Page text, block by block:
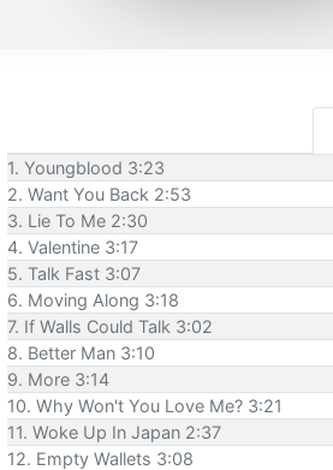
1. Youngblood 3:23
2. Want You Back 2:53
3. Lie To Me 2:30
4. Valentine 3:17
5. Talk Fast 3:07
6. Moving Along 3:18
7. If Walls Could Talk 3:02
8. Better Man 3:10
9. More 3:14
10. Why Won't You Love Me? 3:21
11. Woke Up In Japan 2:37
12. Empty Wallets 3:08